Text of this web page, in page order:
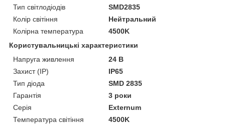
Тип світлодіодів
SMD2835
Колір світіння
Нейтральний
Колірна температура
4500K
Користувальницькі характеристики
Напруга живлення
24 В
Захист (IP)
IP65
Тип діода
SMD 2835
Гарантія
3 роки
Серія
Externum
Температура світіння
4500K